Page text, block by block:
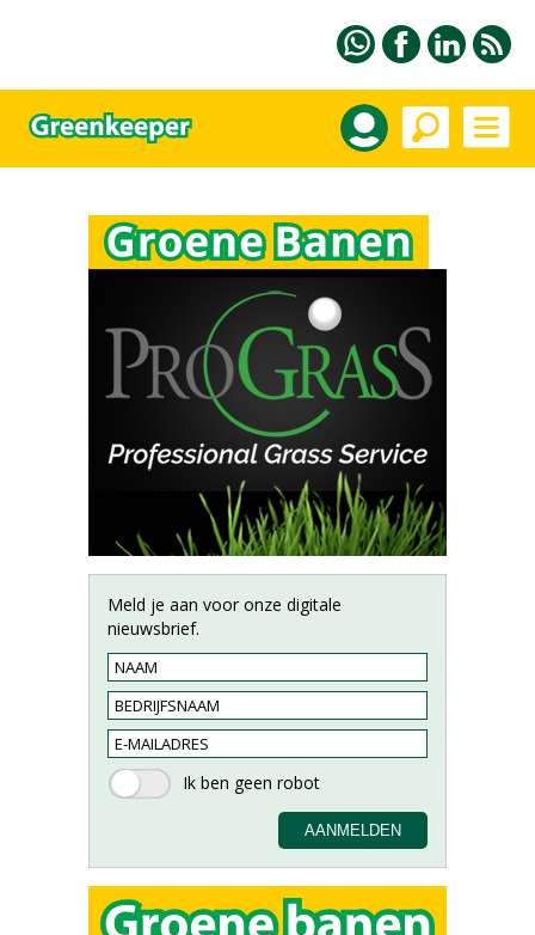
Meld je aan voor onze digitale
nieuwsbrief.